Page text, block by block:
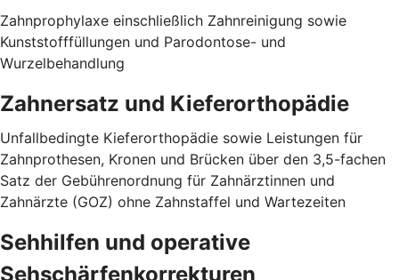
Zahnprophylaxe einschließlich Zahnreinigung sowie
Kunststofffüllungen und Parodontose- und
Wurzelbehandlung
Zahnersatz und Kieferorthopädie
Unfallbedingte Kieferorthopädie sowie Leistungen für
Zahnprothesen, Kronen und Brücken über den 3,5-fachen
Satz der Gebührenordnung für Zahnärztinnen und
Zahnärzte (GOZ) ohne Zahnstaffel und Wartezeiten
Sehhilfen und operative
Sehschärfenkorrekturen